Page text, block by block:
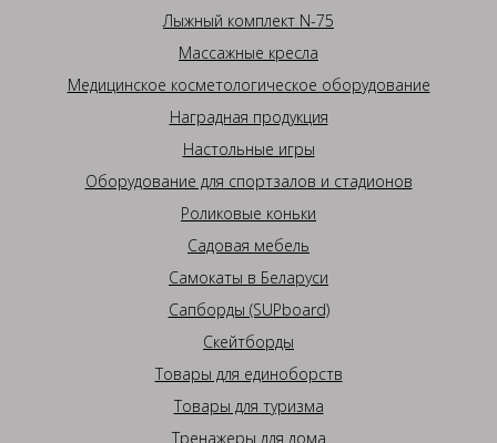
Лыжный комплект N-75
Массажные кресла
Медицинское косметологическое оборудование
Наградная продукция
Настольные игры
Оборудование для спортзалов и стадионов
Роликовые коньки
Садовая мебель
Самокаты в Беларуси
Сапборды (SUPboard)
Скейтборды
Товары для единоборств
Товары для туризма
Тренажеры для дома